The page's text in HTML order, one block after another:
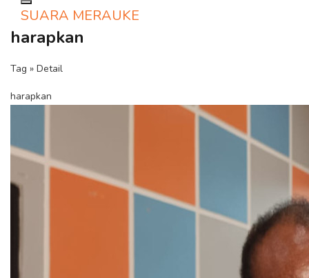
Toggle navigation
SUARA MERAUKE
harapkan
Tag » Detail
harapkan